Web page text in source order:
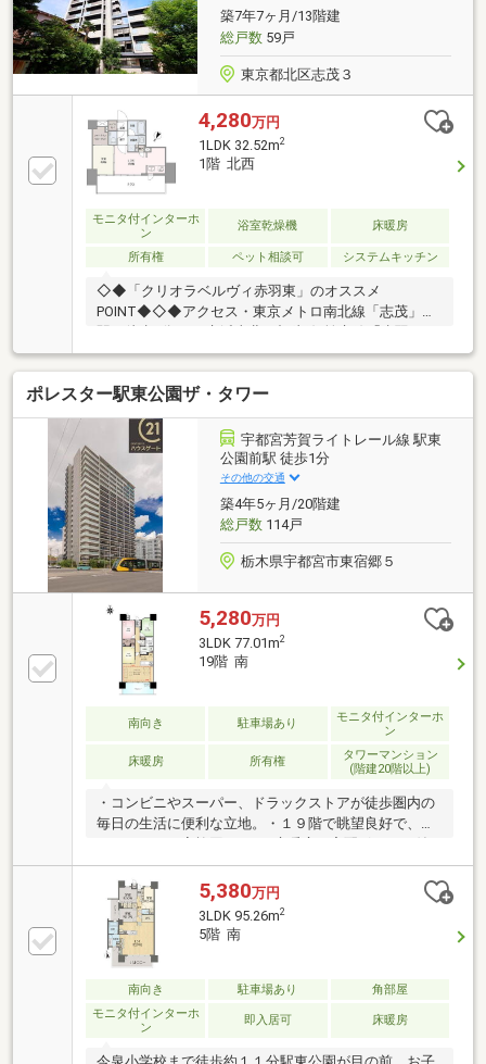
□東宝ハウスCLUB アフターサービス
築7年7ヶ月/13階建
総戸数59戸
東京都北区志茂３
4,280万円
1LDK 32.52m2
1階 北西
モニタ付インターホ
ン
浴室乾燥機 床暖房
所有権 ペット相談可 システムキッチン
◇◆「クリオラベルヴィ赤羽東」のオススメ
POINT◆◇◆アクセス・東京メトロ南北線「志茂」
駅 徒歩1分・JR京浜東北・根岸線/埼京線「赤羽」
駅 徒歩16分 他◆2019年2月築、総戸数59戸。◆階下
への足音や生活音を気にせず過ごせる1階住戸。◆LDK
と洋室は、シチュエーションに合わせて一体利用可
能。◆WIC＆SIC付き。住空間を広々お使いいただけま
す。◆オートロック・24時間ゴミ出し可・宅配ボック
スなど共用設備が充実。◆ペット飼育可能(規約制限
有)。◆買い物施設や商店街が徒歩10分圏内に揃う、
利便性の良さも魅力。◆周辺環境・ローソン志茂三丁
目店／徒歩1分(約70ｍ)
ポレスター駅東公園ザ・タワー
宇都宮芳賀ライトレール線 駅東
公園前駅 徒歩1分
その他の交通
築4年5ヶ月/20階建
総戸数114戸
栃木県宇都宮市東宿郷５
5,280万円
3LDK 77.01m2
19階 南
南向き 駐車場あり
モニタ付インターホ
ン
床暖房 所有権
タワーマンション
(階建20階以上)
・コンビニやスーパー、ドラックストアが徒歩圏内の
毎日の生活に便利な立地。・１９階で眺望良好で、明
るいＬＤＫで家族団らん♪・床暖房や宅配ボックス付
きの充実設備・ウォークインクローゼットもあり、荷
物の多い方も安心・今泉小学校まで徒歩約１１分と安
心の通学距離・駅東公園まで徒歩約３分と近く、お散
歩コースにオススメ【ご内覧予約受付中】 ご内覧を
ご希望の方はご希望の日時をお気軽にお申し付けくだ
さい （※こちらの物件は居住中物件となっておりま
す。事前予約をお願いいたします）
5,380万円
3LDK 95.26m2
5階 南
南向き 駐車場あり
角部屋
モニタ付インターホ
ン
即入居可 床暖房